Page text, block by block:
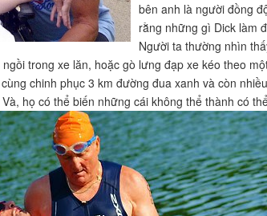
bên anh là người đồng
rằng những gì Dick làm
Người ta thường nhìn
trong xe lăn, hoặc gò lưng đạp xe kéo theo
chinh phục 3 km đường đua xanh và còn
họ có thể biến những cái không thể thành có